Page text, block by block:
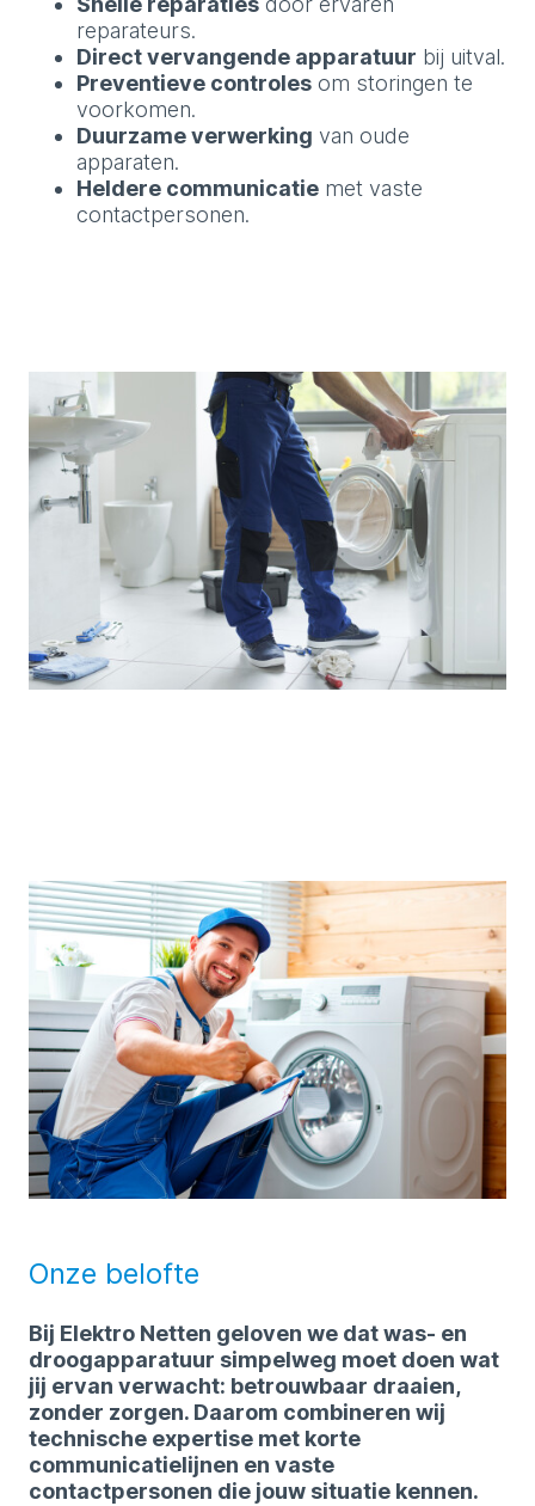
reparateurs.
Direct vervangende apparatuur bij uitval.
Preventieve controles om storingen te
voorkomen.
Duurzame verwerking van oude
apparaten.
Heldere communicatie met vaste
contactpersonen.
Onze belofte
Bij Elektro Netten geloven we dat was- en
droogapparatuur simpelweg moet doen wat
jij ervan verwacht: betrouwbaar draaien,
zonder zorgen. Daarom combineren wij
technische expertise met korte
communicatielijnen en vaste
contactpersonen die jouw situatie kennen.